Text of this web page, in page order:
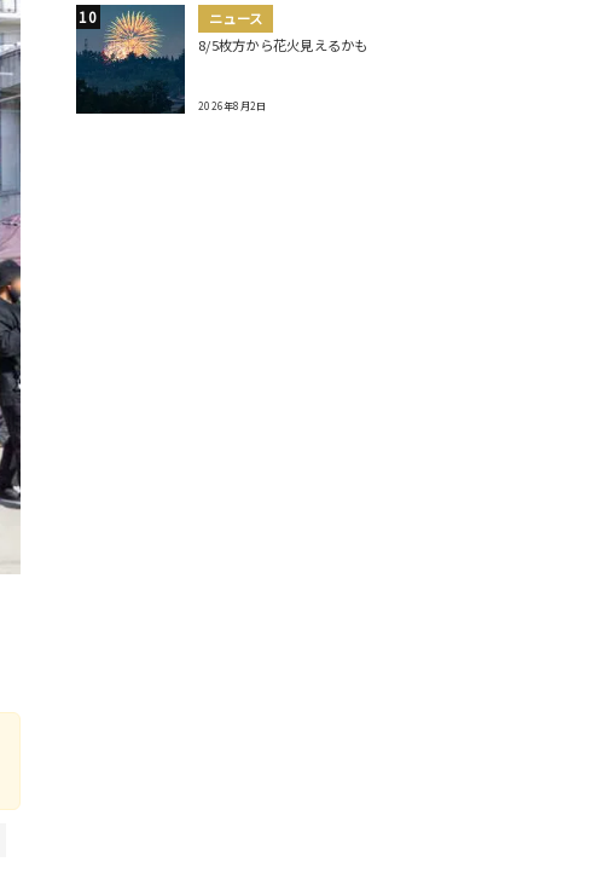
ニュース
8/5枚方から花火見えるかも
2026年8月2日